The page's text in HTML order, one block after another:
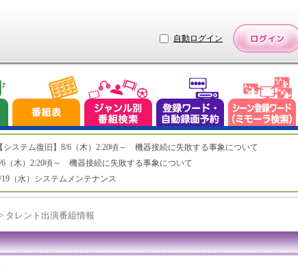
自動ログイン
システム復旧】8/6（木）2:20頃～ 機器接続に失敗する事象について
6（木）2:20頃～ 機器接続に失敗する事象について
19（水）システムメンテナンス
タレント出演番組情報